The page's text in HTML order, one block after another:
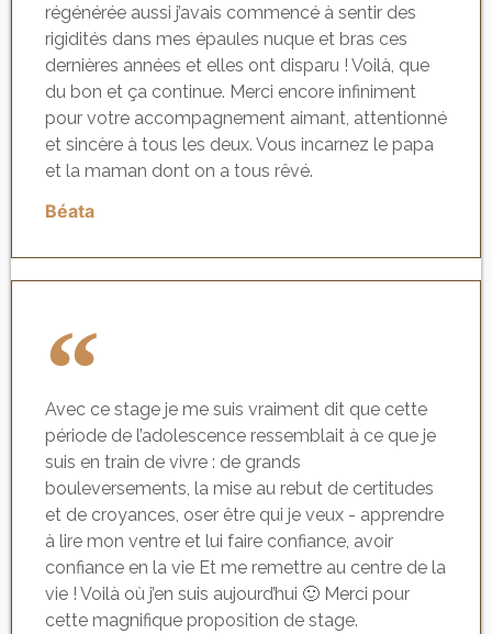
régénérée aussi j’avais commencé à sentir des
rigidités dans mes épaules nuque et bras ces
dernières années et elles ont disparu ! Voilà, que
du bon et ça continue. Merci encore infiniment
pour votre accompagnement aimant, attentionné
et sincère à tous les deux. Vous incarnez le papa
et la maman dont on a tous rêvé.
Béata
Avec ce stage je me suis vraiment dit que cette
période de l’adolescence ressemblait à ce que je
suis en train de vivre : de grands
bouleversements, la mise au rebut de certitudes
et de croyances, oser être qui je veux - apprendre
à lire mon ventre et lui faire confiance, avoir
confiance en la vie Et me remettre au centre de la
vie ! Voilà où j’en suis aujourd’hui 🙂 Merci pour
cette magnifique proposition de stage.